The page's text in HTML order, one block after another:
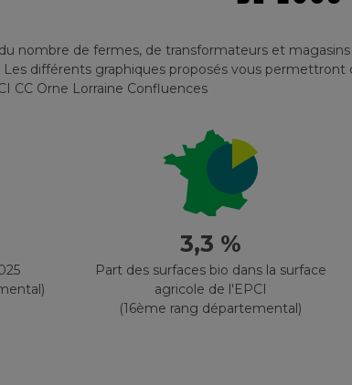
nombre de fermes, de transformateurs et
Les différents graphiques proposés vous
CC Orne Lorraine Confluences
3,3 %
Part des surfaces bio dans la surface
agricole de l'EPCI
(16ème rang départemental)